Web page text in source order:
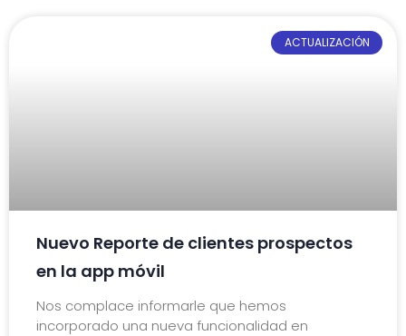
ACTUALIZACIÓN
Nuevo Reporte de clientes prospectos
en la app móvil
Nos complace informarle que hemos
incorporado una nueva funcionalidad en